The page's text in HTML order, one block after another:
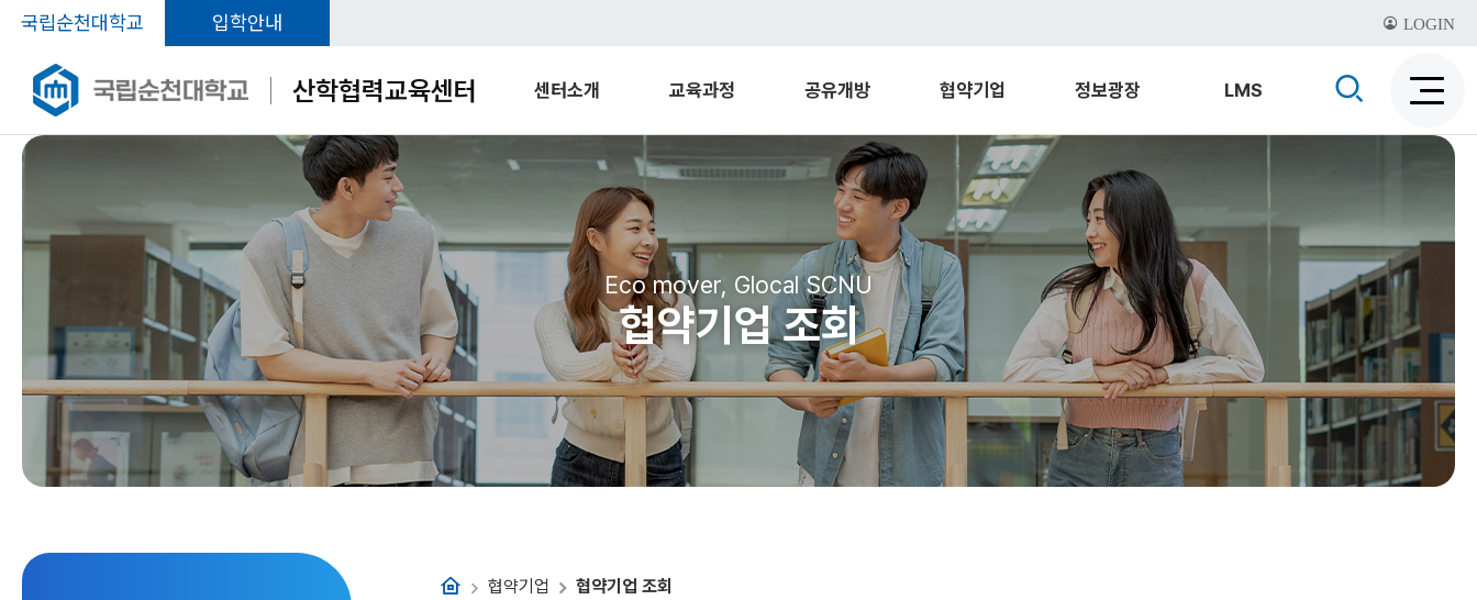
국립순천대학교 입학안내 LOGIN
산학협력교육센터 센터소개 교육과정 공유개방 협약기업 정보광장 LMS
색
성
화
색
Eco mover, Glocal SCNU
협약기업 조회
홈 협약기업 협약기업 조회